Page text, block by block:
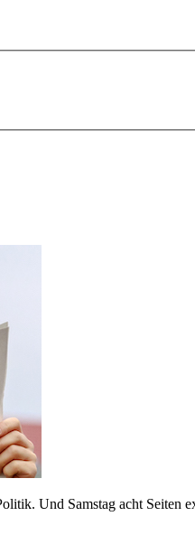
Und Samstag acht Seiten